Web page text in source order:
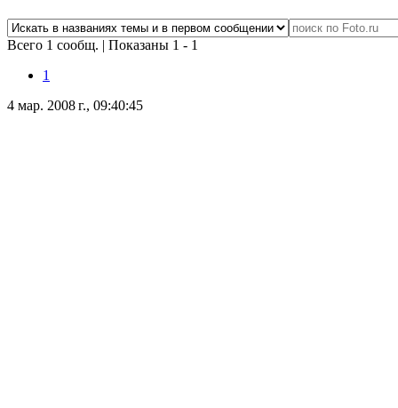
Всего 1 сообщ. | Показаны 1 - 1
1
4 мар. 2008 г., 09:40:45